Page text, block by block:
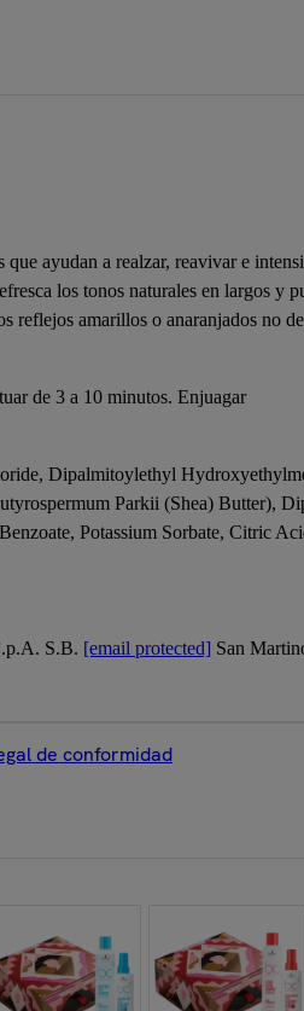
ayudan a realzar, reavivar e
los tonos naturales en largos y
amarillos o anaranjados no
de 3 a 10 minutos. Enjuagar
Dipalmitoylethyl
Parkii (Shea) Butter),
Potassium Sorbate, Citric
S.B. [email protected] San
de conformidad